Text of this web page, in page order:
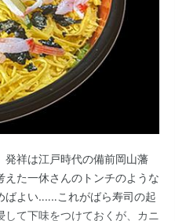
発祥は江戸時代の備前岡山藩
た一休さんのトンチのような
よい‥‥‥これがばら寿司の起
て下味をつけておくが、カニ